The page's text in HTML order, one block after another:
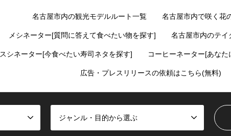
名古屋市内の観光モデルルート一覧 名古屋市内で咲く花
メシネーター[質問に答えて食べたい物を探す] 名古屋市内のテイ
スシネーター[今食べたい寿司ネタを探す] コーヒーネーター[あな
広告・プレスリリースの依頼はこちら(無料)
ジャンル・目的から選ぶ